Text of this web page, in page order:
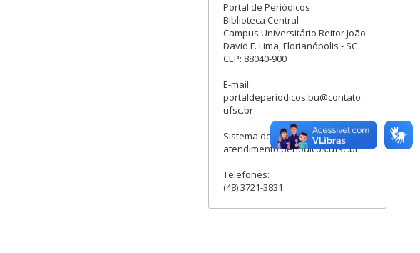
Portal de Periódicos
Biblioteca Central
Campus Universitário Reitor João
David F. Lima, Florianópolis - SC
CEP: 88040-900
E-mail:
portaldeperiodicos.bu@contato.
ufsc.br
Sistema de Chamados:
atendimento.periodicos.ufsc.br
Telefones:
(48) 3721-3831